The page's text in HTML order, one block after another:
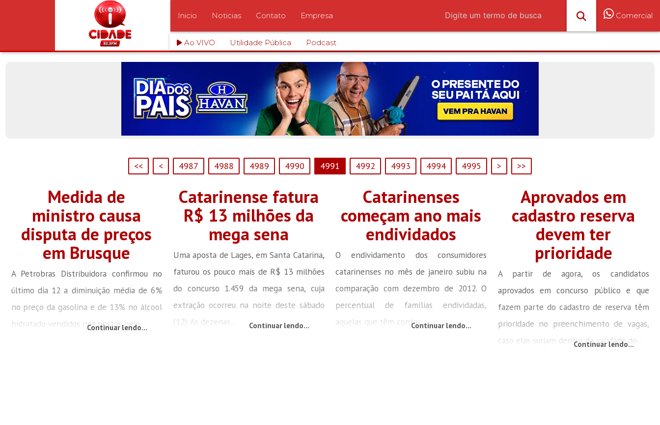
Inicio Noticias Contato Empresa Comercial
Ao VIVO Utilidade Pública Podcast
<< < 4987 4988 4989 4990 4991 4992 4993 4994 4995 > >>
Medida de
ministro causa
disputa de preços
em Brusque
A Petrobras Distribuidora confirmou no
último dia 12 a diminuição média de 6%
no preço da gasolina e de 13% no álcool
hidratado vendidos nos postos pelo...
Continuar lendo...
Catarinense fatura
R$ 13 milhões da
mega sena
Uma aposta de Lages, em Santa Catarina,
faturou os pouco mais de R$ 13 milhões
do concurso 1.459 da mega sena, cuja
extração ocorreu na noite deste sábado
(12). As dezenas...
Continuar lendo...
Catarinenses
começam ano mais
endividados
O endividamento dos consumidores
catarinenses no mês de janeiro subiu na
comparação com dezembro de 2012. O
percentual de famílias endividadas,
aquelas que têm contas...Continuar lendo...
Aprovados em
cadastro reserva
devem ter
prioridade
A partir de agora, os candidatos
aprovados em concurso público e que
fazem parte do cadastro de reserva têm
prioridade no preenchimento de vagas,
caso elas surjam dentro da validade do...
Continuar lendo...